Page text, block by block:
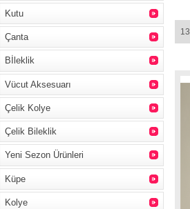
Kutu
Çanta
Bİleklik
Vücut Aksesuarı
Çelik Kolye
Çelik Bileklik
Yeni Sezon Ürünleri
Küpe
Kolye